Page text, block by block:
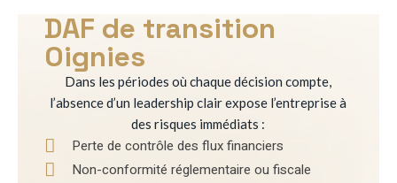
DAF de transition
Oignies
Dans les périodes où chaque décision compte,
l’absence d’un leadership clair expose l’entreprise à
des risques immédiats :
Perte de contrôle des flux financiers
Non-conformité réglementaire ou fiscale